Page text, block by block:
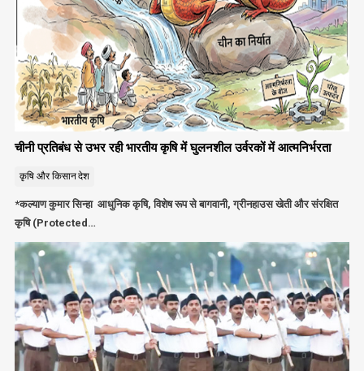
चीनी प्रतिबंध से उभर रही भारतीय कृषि में घुलनशील उर्वरकों में आत्मनिर्भरता
कृषि और किसानदेश
*कल्याण कुमार सिन्हा आधुनिक कृषि, विशेष रूप से बागवानी, ग्रीनहाउस खेती और संरक्षित
कृषि (Protected…